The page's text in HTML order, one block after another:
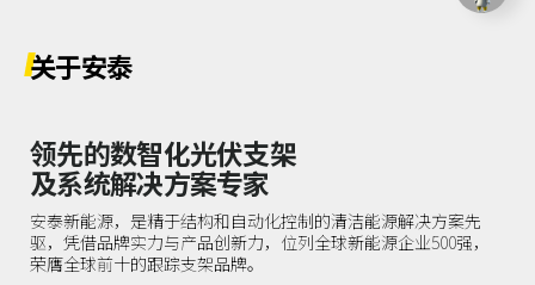
关于安泰
领先的数智化光伏支架
及系统解决方案专家
安泰新能源，是精于结构和自动化控制的清洁能源解决方案先
驱，凭借品牌实力与产品创新力，位列全球新能源企业500强，
荣膺全球前十的跟踪支架品牌。